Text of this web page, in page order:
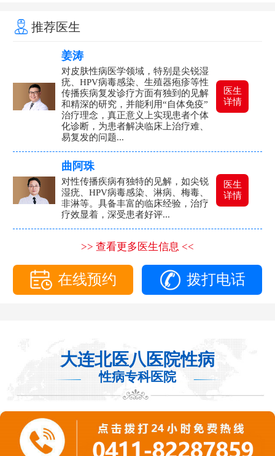
推荐医生
姜涛
对皮肤性病医学领域，特别是尖锐湿
疣、HPV病毒感染、生殖器疱疹等性
传播疾病复发诊疗方面有独到的见解
和精深的研究，并能利用“自体免疫”
治疗理念，真正意义上实现患者个体
化诊断，为患者解决临床上治疗难、
易复发的问题...
医生
详情
曲阿珠
对性传播疾病有独特的见解，如尖锐
湿疣、HPV病毒感染、淋病、梅毒、
非淋等。具备丰富的临床经验，治疗
疗效显着，深受患者好评...
医生
详情
>> 查看更多医生信息 <<
在线预约 拨打电话
大连北医八医院性病
性病专科医院